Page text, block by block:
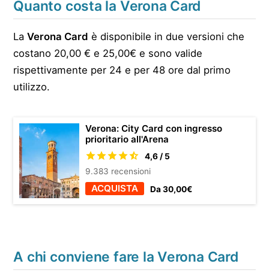
Quanto costa la Verona Card
LaVerona Card è disponibile in due versioni che
costano 20,00 € e 25,00€ e sono valide
rispettivamente per 24 e per 48 ore dal primo
utilizzo.
Verona: City Card con ingresso
prioritario all'Arena
4,6 / 5
9.383 recensioni
ACQUISTA Da 30,00€
A chi conviene fare la Verona Card